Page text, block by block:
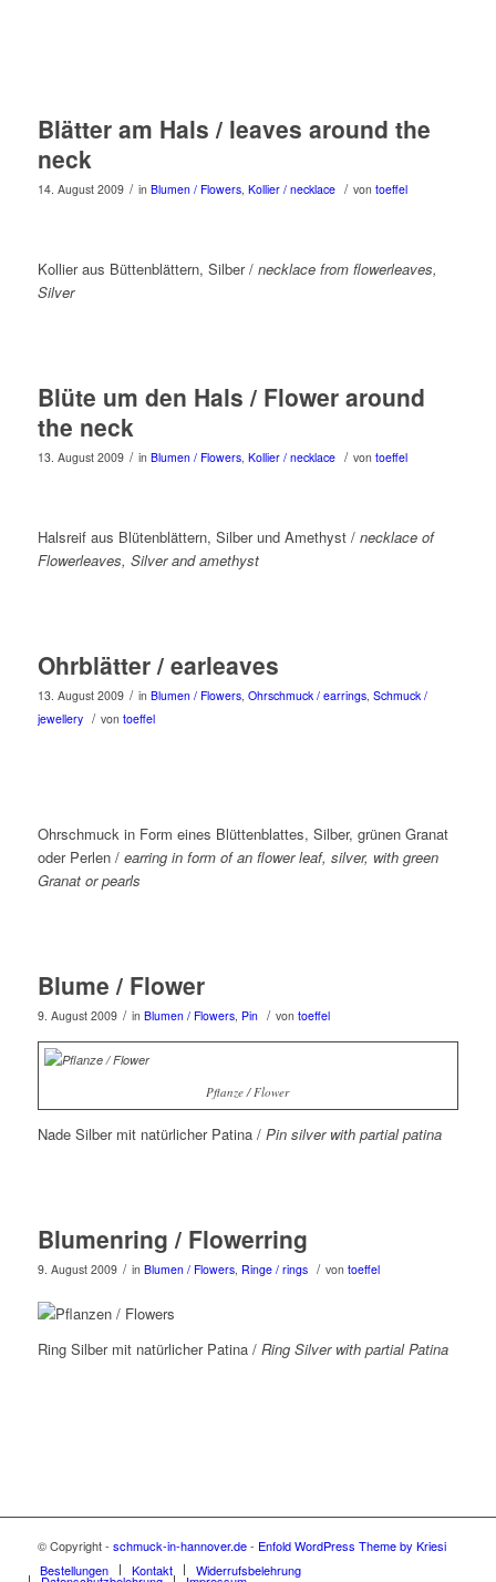
Blätter am Hals / leaves around the
neck
14. August 2009 / in Blumen / Flowers, Kollier / necklace / von toeffel
Kollier aus Büttenblättern, Silber / necklace from flowerleaves,
Silver
Blüte um den Hals / Flower around
the neck
13. August 2009 / in Blumen / Flowers, Kollier / necklace / von toeffel
Halsreif aus Blütenblättern, Silber und Amethyst / necklace of
Flowerleaves, Silver and amethyst
Ohrblätter / earleaves
13. August 2009 / in Blumen / Flowers, Ohrschmuck / earrings, Schmuck /
jewellery / von toeffel
Ohrschmuck in Form eines Blüttenblattes, Silber, grünen Granat
oder Perlen / earring in form of an flower leaf, silver, with green
Granat or pearls
Blume / Flower
9. August 2009 / in Blumen / Flowers, Pin / von toeffel
Pflanze / Flower
Nade Silber mit natürlicher Patina /Pin silver with partial patina
Blumenring / Flowerring
9. August 2009 / in Blumen / Flowers, Ringe / rings / von toeffel
Ring Silber mit natürlicher Patina /Ring Silver with partial Patina
© Copyright - schmuck-in-hannover.de- Enfold WordPress Theme by Kriesi
Bestellungen
Kontakt Widerrufsbelehrung